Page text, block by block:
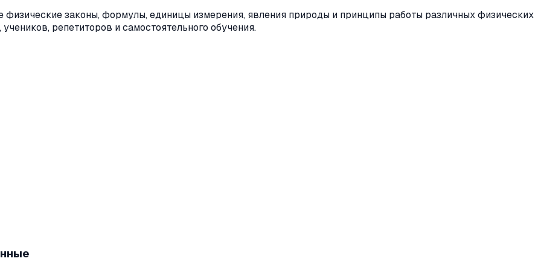
законы, формулы, единицы измерения, явления природы и принципы работы различных физических
репетиторов и самостоятельного обучения.